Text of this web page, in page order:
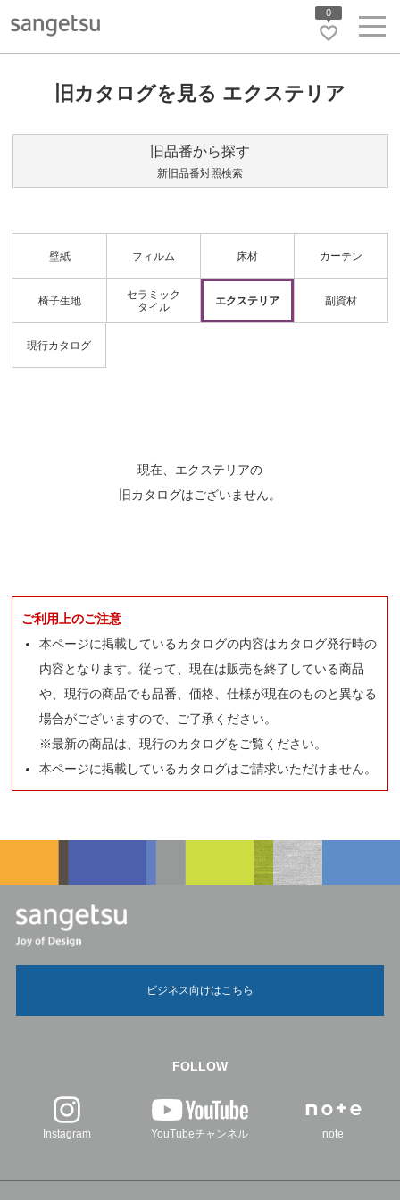
0
旧カタログを見る エクステリア
旧品番から探す
新旧品番対照検索
壁紙 フィルム 床材 カーテン
椅子生地
セラミック
タイル
エクステリア 副資材
現行カタログ
現在、エクステリアの
旧カタログはございません。
ご利用上のご注意
本ページに掲載しているカタログの内容はカタログ発行時の
内容となります。従って、現在は販売を終了している商品
や、現行の商品でも品番、価格、仕様が現在のものと異なる
場合がございますので、ご了承ください。
※最新の商品は、現行のカタログをご覧ください。
本ページに掲載しているカタログはご請求いただけません。
ビジネス向けはこちら
FOLLOW
Instagram YouTubeチャンネル note